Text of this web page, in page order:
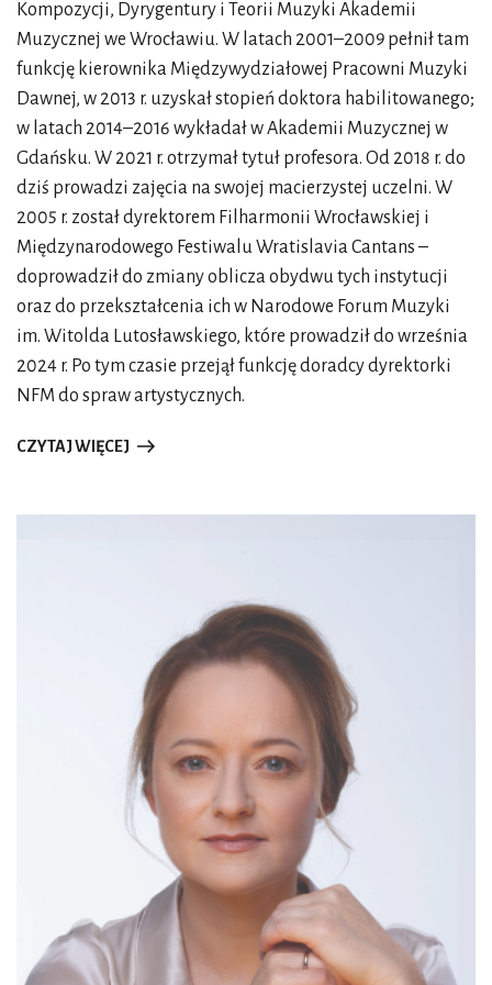
jednoznacznych rozwiązań. Każdy musi sam zmierzyć z
przemianami, jakie następują w jego życiu. Bywa i tak, że
nie potrafimy się znaleźć w nowej rzeczywistości. Niektóre
osoby nigdy nie dorastają, inne walczą ze starością lub
popadają w depresję – w trakcie ciszy morskiej pogrążają
się w rozpaczy. Zachęcam jednak, by zamiast biernie
czekać na wiatr prowadzący nasz okręt do szczęśliwej
przystani, stawiać pytania i działać…
Przejdźmy w takim razie do bohaterów 61. MFWC.
Pełnym splendoru muzycznym obrazem będzie
wykonanie koncertowej wersji jednego z
najważniejszych projektów Paula McCreesha:Koronacji
weneckiej 1595. Także inny artysta przypomni podczas
lata, a mimo tego przyjął zaszczyt i wyzwania z nim
związane. Również sama Wenecja na przełomie XVI i XVII
wieku, wciąż wspaniała i bogata, była właściwie w okresie
schyłkowym, rozpoczętym przez zdobycie
Konstantynopola przez Turków Osmańskich. Podobnie jak
doża, Najjaśniejsza Republika przekroczyła smugę cienia.
Do nagrania sprzed ponad trzydziestu lat nawiąże z kolei
zespół Il Giardino Armonico podczas koncertu pod
Sì dolce è’l tormento
. Giovanni Antonini bardzo lubi
podróże. Ale mowa tu także o pielgrzymce przez życie,
także „życie” festiwalu. McCreesh i Antonini to dwóch
byłych dyrektorów artystycznych Wratislavii, ja jestem
Kompozycji, Dyrygentury i Teorii Muzyki Akademii
Muzycznej we Wrocławiu. W latach 2001–2009 pełnił tam
funkcję kierownika Międzywydziałowej Pracowni Muzyki
Dawnej, w 2013 r. uzyskał stopień doktora habilitowanego;
w latach 2014–2016 wykładał w Akademii Muzycznej w
Gdańsku. W 2021 r. otrzymał tytuł profesora. Od 2018 r. do
dziś prowadzi zajęcia na swojej macierzystej uczelni. W
2005 r. został dyrektorem Filharmonii Wrocławskiej i
Międzynarodowego Festiwalu Wratislavia Cantans –
doprowadził do zmiany oblicza obydwu tych instytucji
oraz do przekształcenia ich w Narodowe Forum Muzyki
im. Witolda Lutosławskiego, które prowadził do września
2024 r. Po tym czasie przejął funkcję doradcy dyrektorki
NFM do spraw artystycznych.
CZYTAJ WIĘCEJ